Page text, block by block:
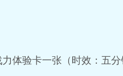
体验卡一张（时效：五